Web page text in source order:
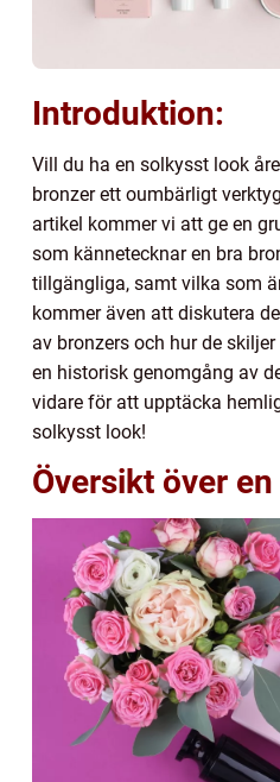
Introduktion:
Vill du ha en solkysst look
bronzer ett oumbärligt
artikel kommer vi att ge en
som kännetecknar en bra
tillgängliga, samt vilka som
kommer även att diskutera
av bronzers och hur de
en historisk genomgång av
vidare för att upptäcka
solkysst look!
Översikt över